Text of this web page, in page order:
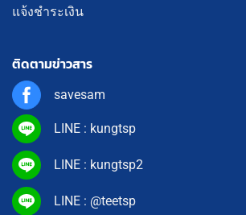
แจ้งชำระเงิน
ติดตามข่าวสาร
savesam
LINE : kungtsp
LINE : kungtsp2
LINE : @teetsp